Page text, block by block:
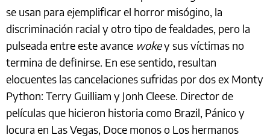
se usan para ejemplificar el horror misógino, la
discriminación racial y otro tipo de fealdades, pero la
pulseada entre este avance wokey sus víctimas no
termina de definirse. En ese sentido, resultan
elocuentes las cancelaciones sufridas por dos ex Monty
Python: Terry Guilliam y Jonh Cleese. Director de
películas que hicieron historia como Brazil, Pánico y
locura en Las Vegas, Doce monos o Los hermanos